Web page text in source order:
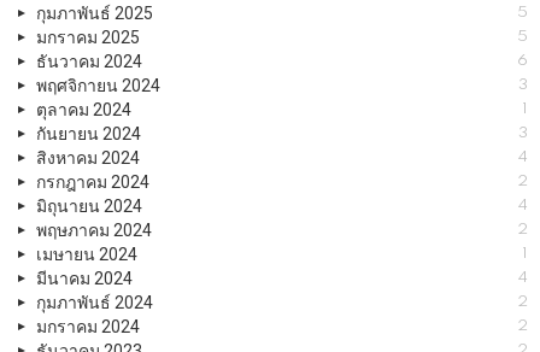
กุมภาพันธ์ 2025 5
มกราคม 2025 5
ธันวาคม 2024 6
พฤศจิกายน 2024 3
ตุลาคม 2024 1
กันยายน 2024 3
สิงหาคม 2024 4
กรกฎาคม 2024 2
มิถุนายน 2024 4
พฤษภาคม 2024 2
เมษายน 2024 1
มีนาคม 2024 4
กุมภาพันธ์ 2024 2
มกราคม 2024 2